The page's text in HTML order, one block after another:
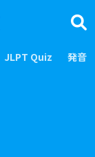
JLPT Quiz 発音